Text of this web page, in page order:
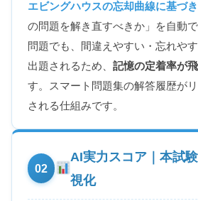
エビングハウスの忘却曲線に基づき
の問題を解き直すべきか」を自動
問題でも、間違えやすい・忘れや
出題されるため、 記憶の定着率が
す。スマート問題集の解答履歴が
される仕組みです。
02
AI実力スコア｜本試
視化